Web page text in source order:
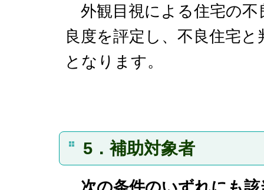
外観目視による住宅の不
良度を評定し、不良住宅
となります。
5．補助対象者